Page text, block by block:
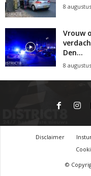
8
Vrouw
Den...
8
Disclaimer
©